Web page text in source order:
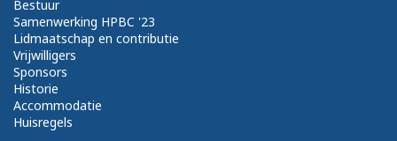
Bestuur
Samenwerking HPBC '23
Lidmaatschap en contributie
Vrijwilligers
Sponsors
Historie
Accommodatie
Huisregels